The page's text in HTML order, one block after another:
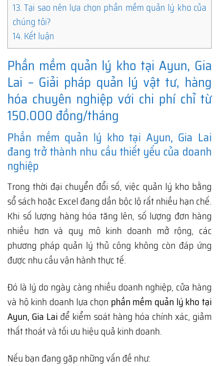
13.Tại sao nên lựa chọn phần mềm quản lý kho của
chúng tôi?
14.Kết luận
Phần mềm quản lý kho tại Ayun, Gia
Lai – Giải pháp quản lý vật tư, hàng
hóa chuyên nghiệp với chi phí chỉ từ
150.000 đồng/tháng
Phần mềm quản lý kho tại Ayun, Gia Lai
đang trở thành nhu cầu thiết yếu của doanh
nghiệp
Trong thời đại chuyển đổi số, việc quản lý kho bằng
sổ sách hoặc Excel đang dần bộc lộ rất nhiều hạn chế.
Khi số lượng hàng hóa tăng lên, số lượng đơn hàng
nhiều hơn và quy mô kinh doanh mở rộng, các
phương pháp quản lý thủ công không còn đáp ứng
được nhu cầu vận hành thực tế.
Đó là lý do ngày càng nhiều doanh nghiệp, cửa hàng
và hộ kinh doanh lựa chọn phần mềm quản lý kho tại
Ayun, Gia Lai để kiểm soát hàng hóa chính xác, giảm
thất thoát và tối ưu hiệu quả kinh doanh.
Nếu bạn đang gặp những vấn đề như: